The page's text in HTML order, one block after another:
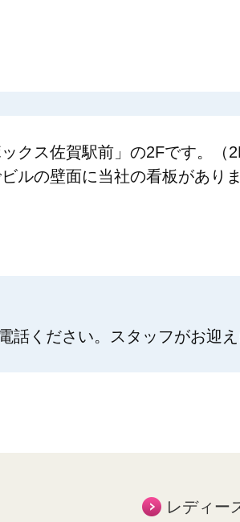
ックス佐賀駅前」の2Fです。（
ルの壁面に当社の看板がありま
話ください。スタッフがお迎え
レディー